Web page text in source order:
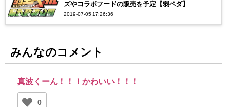
ズやコラボフードの販売を予定【弱ペダ】
2019-07-05 17:26:36
みんなのコメント
真波くーん！！！かわいい！！！
0